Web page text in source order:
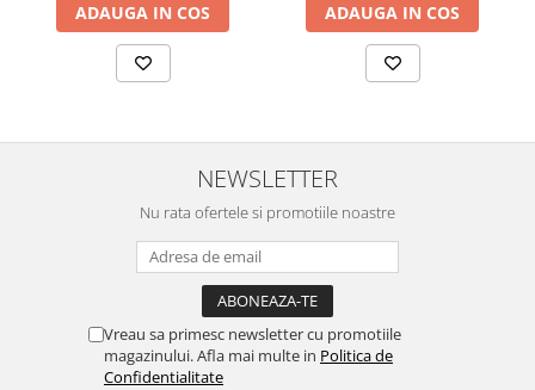
ADAUGA IN COS ADAUGA IN COS
NEWSLETTER
Nu rata ofertele si promotiile noastre
Vreau sa primesc newsletter cu promotiile
magazinului. Afla mai multe in Politica de
Confidentialitate